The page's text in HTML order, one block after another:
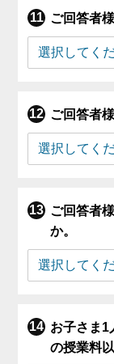
ご回答者
ご回答者
ご回答者
か。
お子さま1
の授業料